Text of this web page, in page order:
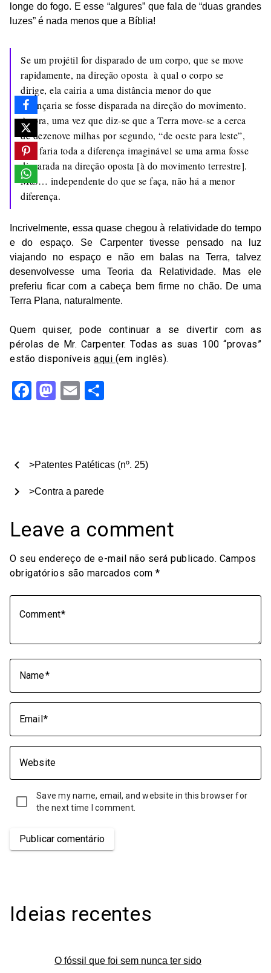
longe do fogo. E esse “algures” que fala de “duas grandes
luzes” é nada menos que a Bíblia!
Se um projétil for disparado de um corpo, que se move
rapidamente, na direção oposta à qual o corpo se
dirige, ela cairia a uma distância menor do que
alcançaria se fosse disparada na direção do movimento.
Agora, uma vez que diz-se que a Terra move-se a cerca
de dezenove milhas por segundo, “de oeste para leste”,
isso faria toda a diferença imaginável se uma arma fosse
disparada na direção oposta [à do movimento terrestre].
Mas… independente do que se faça, não há a menor
diferença.
Incrivelmente, essa quase chegou à relatividade do tempo
e do espaço. Se Carpenter tivesse pensado na luz
viajando no espaço e não em balas na Terra, talvez
desenvolvesse uma Teoria da Relatividade. Mas ele
preferiu ficar com a cabeça bem firme no chão. De uma
Terra Plana, naturalmente.
Quem quiser, pode continuar a se divertir com as
pérolas de Mr. Carpenter. Todas as suas 100 “provas”
estão disponíveis aqui (em inglês).
Facebook
Mastodon
Email
chevron_left >Patentes Patéticas (nº. 25)
>Contra a parede
chevron_right
Leave a comment
O seu endereço de e-mail não será publicado. Campos
obrigatórios são marcados com *
Comment
Name
Email
Website
Save my name, email, and website in this browser for
the next time I comment.
Publicar comentário
Ideias recentes
O fóssil que foi sem nunca ter sido